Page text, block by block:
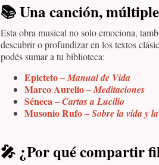
📚Una canción,
Esta obra musical no solo emociona,
descubrir o profundizar en los textos
podés sumar a tu biblioteca:
Epicteto –Manual de Vida
Marco Aurelio –Meditaciones
Séneca –Cartas a Lucilio
Musonio Rufo –Sobre la vida y
🎤¿Por qué compartir